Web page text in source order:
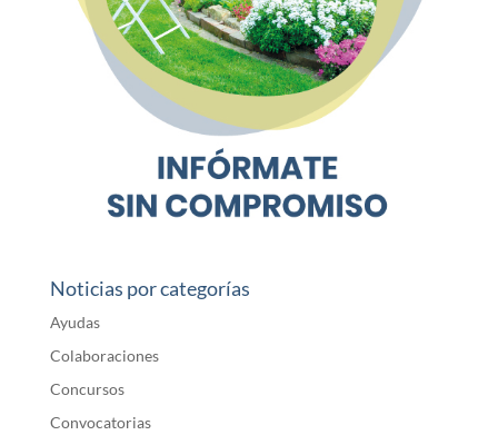
Noticias por categorías
Ayudas
Colaboraciones
Concursos
Convocatorias